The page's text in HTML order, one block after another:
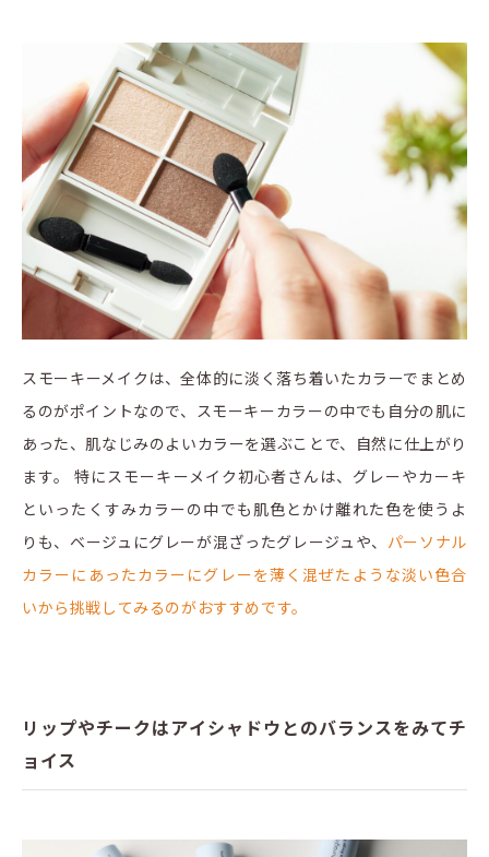
スモーキーメイクは、全体的に淡く落ち着いたカラーでまとめ
るのがポイントなので、スモーキーカラーの中でも自分の肌に
あった、肌なじみのよいカラーを選ぶことで、自然に仕上がり
ます。 特にスモーキーメイク初心者さんは、グレーやカーキ
といったくすみカラーの中でも肌色とかけ離れた色を使うよ
りも、ベージュにグレーが混ざったグレージュや、 パーソナル
カラーにあったカラーにグレーを薄く混ぜたような淡い色合
いから挑戦してみるのがおすすめです。
リップやチークはアイシャドウとのバランスをみてチ
ョイス